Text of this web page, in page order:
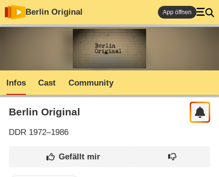
Berlin Original App öffnen
Infos Cast Community
Berlin Original
DDR1972–1986